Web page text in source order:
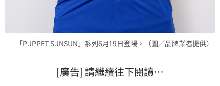
「PUPPET SUNSUN」系列6月19日登場。（圖／品牌業者提供）
[廣告] 請繼續往下閱讀…